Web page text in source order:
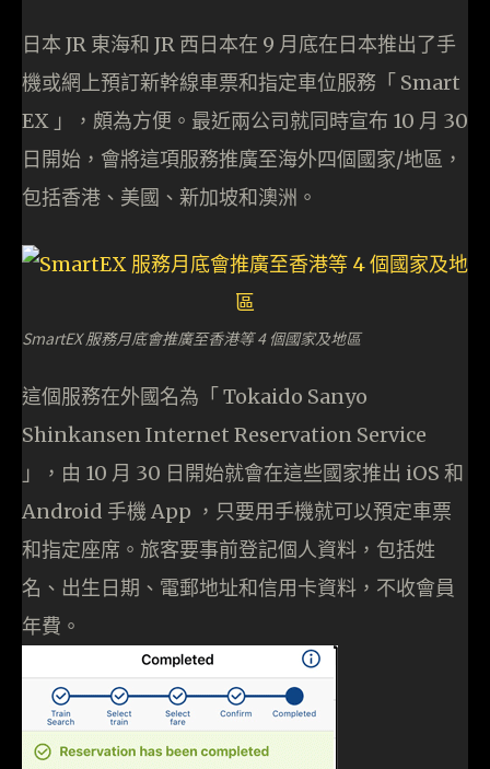
日本 JR 東海和 JR 西日本在 9 月底在日本推出了手
機或網上預訂新幹線車票和指定車位服務「 Smart
EX 」，頗為方便。最近兩公司就同時宣布 10 月 30
日開始，會將這項服務推廣至海外四個國家/地區，
包括香港、美國、新加坡和澳洲。
SmartEX 服務月底會推廣至香港等 4 個國家及地區
這個服務在外國名為「 Tokaido Sanyo
Shinkansen Internet Reservation Service
」，由 10 月 30 日開始就會在這些國家推出 iOS 和
Android 手機 App ，只要用手機就可以預定車票
和指定座席。旅客要事前登記個人資料，包括姓
名、出生日期、電郵地址和信用卡資料，不收會員
年費。